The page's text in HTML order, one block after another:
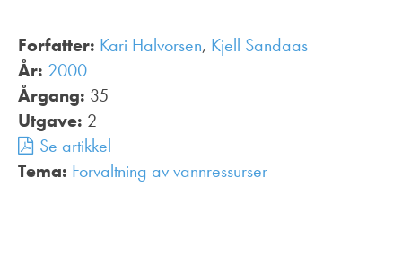
Forfatter: Kari Halvorsen, Kjell Sandaas
År: 2000
Årgang: 35
Utgave: 2
Se artikkel
Tema: Forvaltning av vannressurser